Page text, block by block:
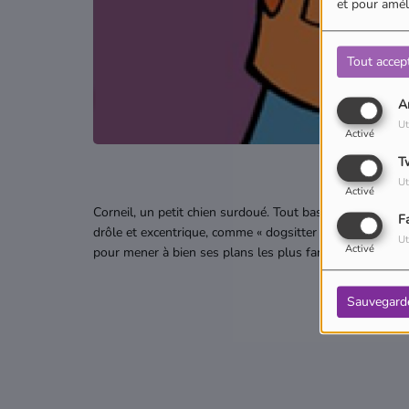
et pour
Tout
Activé
Activé
Activé
Corneil, un petit chien surdoué. Tout bascule le jour où
drôle et excentrique, comme « dogsitter ». Celui-ci ne
pour mener à bien ses plans les plus farfelus.